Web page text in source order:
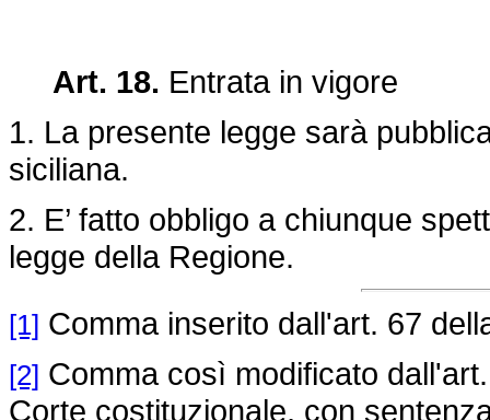
Art. 18. Entrata in vigore
1. La presente legge sarà
siciliana.
2. E’ fatto obbligo a chiunque
legge della Regione.
[1] Comma inserito dall'art. 67
[2] Comma così modificato
Corte costituzionale, con